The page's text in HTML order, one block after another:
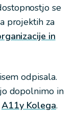
se
projektih za
in
odpisala.
dopolnimo in
A11y Kolega.